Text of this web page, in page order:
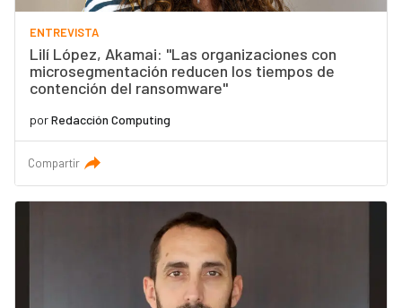
ENTREVISTA
Lilí López, Akamai: "Las organizaciones con
microsegmentación reducen los tiempos de
contención del ransomware"
porRedacción Computing
Compartir